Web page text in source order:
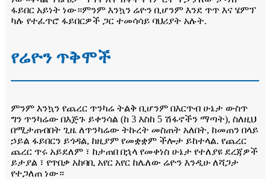
ፋይበር አይነት ነው።ምንም እንኳን ሬዮን ቢሆንም እንደ ጥጥ እና ሄምፕ
ካሉ የተፈጥሮ ፋይበርዎች ጋር ተመሳሳይ ባህሪያት አሉት.
የሬዮን ጥቅሞች
ምንም እንኳን የጨረር ጥንካሬ ትልቅ ቢሆንም በእርጥብ ሁኔታ ውስጥ
ግን ጥንካሬው በእጅጉ ይቀንሳል (ከ 3 እስከ 5 ሽፋኖችን ማጣት), ስለዚህ
በሚታጠብበት ጊዜ ለጥንካሬው ትኩረት መስጠት አለበት, ከመጠን በላይ
ኃይል ፋይበርን ይጎዳል, ከዚያም የመቋቋም ችሎታ ይከተላል. የጨረር
ጨረር ጥሩ አይደለም ፣ ከታጠበ በኋላ የመቀነስ ሁኔታ የተለያዩ ደረጃዎች
ይታያል ፣ የጥበቃ አከባቢ አየር አየር ከሌለው ሬዮን እንዲሁ ለሻጋታ
የተጋለጠ ነው።